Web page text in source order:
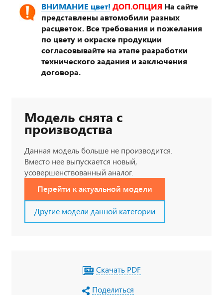
ВНИМАНИЕ цвет! ДОП.ОПЦИЯ На сайте
представлены автомобили разных
расцветок. Все требования и пожелания
по цвету и окраске продукции
согласовывайте на этапе разработки
технического задания и заключения
договора.
Модель снята с
производства
Данная модель больше не производится.
Вместо нее выпускается новый,
усовершенствованный аналог.
Перейти к актуальной модели
Другие модели данной категории
Скачать PDF
Поделиться